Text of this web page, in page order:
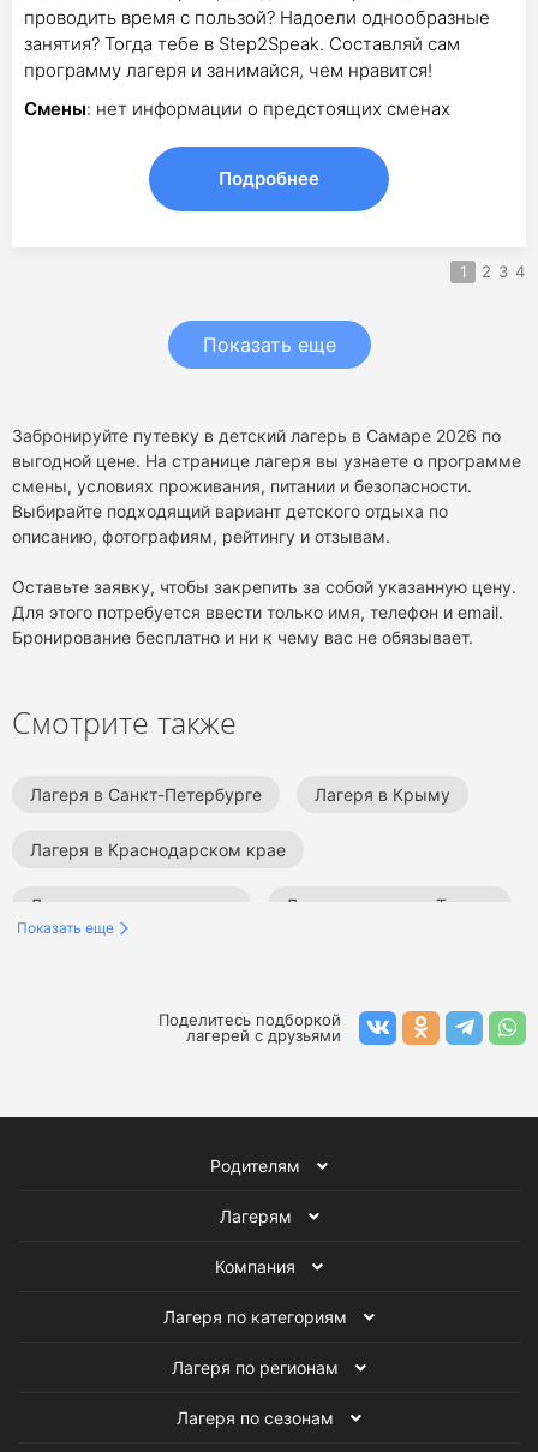
проводить время с пользой? Надоели однообразные
занятия? Тогда тебе в Step2Speak. Составляй сам
программу лагеря и занимайся, чем нравится!
Смены: нет информации о предстоящих сменах
Подробнее
1 2 3 4
Показать еще
Забронируйте путевку в детский лагерь в Самаре 2026 по
выгодной цене. На странице лагеря вы узнаете о программе
смены, условиях проживания, питании и безопасности.
Выбирайте подходящий вариант детского отдыха по
описанию, фотографиям, рейтингу и отзывам.
Оставьте заявку, чтобы закрепить за собой указанную цену.
Для этого потребуется ввести только имя, телефон и email.
Бронирование бесплатно и ни к чему вас не обязывает.
Смотрите также
Лагеря в Санкт-Петербурге Лагеря в Крыму
Лагеря в Краснодарском крае
Детские лагеря на море Детские лагеря в Туапсе
Детские лагеря в Подмосковье
Детские оздоровительные лагеря
Показать еще
Поделитесь подборкой
лагерей с друзьями
Родителям
Лагерям
Компания
Лагеря по категориям
Лагеря по регионам
Лагеря по сезонам